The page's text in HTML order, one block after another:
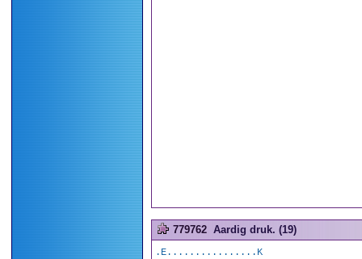
779762 Aardig druk. (19)
.E................K